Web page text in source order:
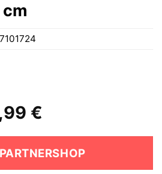
cm
€
€
ist:
46,99 €.